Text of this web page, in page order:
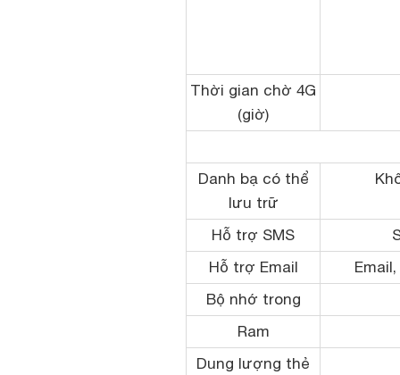
Thời gian chờ 4G
(giờ)
Danh bạ có thể
lưu trữ
Hỗ trợ SMS
Hỗ trợ Email
Bộ nhớ trong
Ram
Dung lượng thẻ